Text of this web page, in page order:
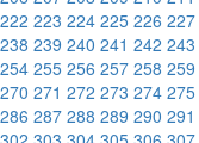
222 223 224 225 226 227
238 239 240 241 242 243
254 255 256 257 258 259
270 271 272 273 274 275
286 287 288 289 290 291